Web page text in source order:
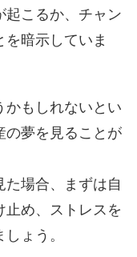
起こるか、チャン
暗示していま
かもしれないとい
の夢を見ることが
場合、まずは自
め、ストレスを
ょう。